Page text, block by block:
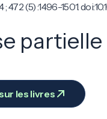
partielle
les livres
; 472 (5) :1496-1501.